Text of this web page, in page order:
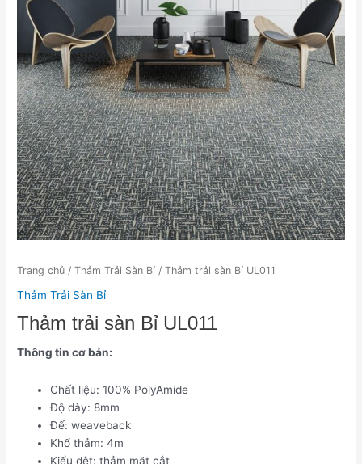
Trang chủ /Thảm Trải Sàn Bỉ / Thảm trải sàn Bỉ UL011
Thảm Trải Sàn Bỉ
Thảm trải sàn Bỉ UL011
Thông tin cơ bản:
Chất liệu: 100% PolyAmide
Độ dày: 8mm
Đế: weaveback
Khổ thảm: 4m
Kiểu dệt: thảm mặt cắt